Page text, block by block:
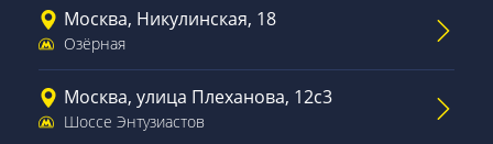
Москва, Никулинская, 18
Озёрная
Москва, улица Плеханова, 12с3
Шоссе Энтузиастов